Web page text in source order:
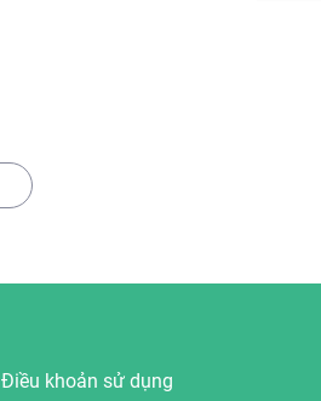
Điều khoản sử dụng